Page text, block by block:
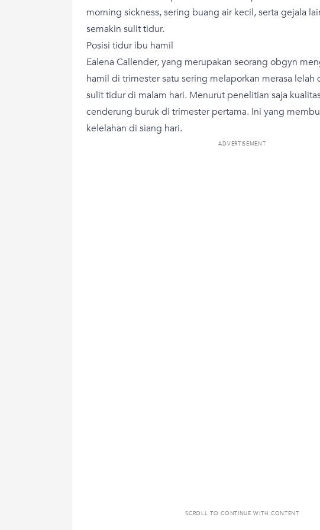
morning sickness, sering buang air kecil, serta gejala
semakin sulit tidur.
Posisi tidur ibu hamil
Ealena Callender, yang merupakan seorang obgyn
hamil di trimester satu sering melaporkan merasa lelah
sulit tidur di malam hari. Menurut penelitian saja
cenderung buruk di trimester pertama. Ini yang
kelelahan di siang hari.
ADVERTISEMENT
SCROLL TO CONTINUE WITH CONTENT